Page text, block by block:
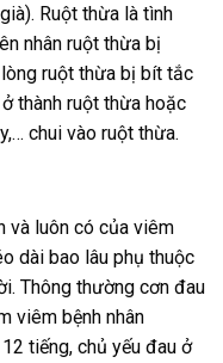
Ruột thừa là tình
nhân ruột thừa bị
ruột thừa bị bít tắc
thành ruột thừa hoặc
chui vào ruột thừa.
và luôn có của viêm
dài bao lâu phụ thuộc
Thông thường cơn đau
viêm bệnh nhân
tiếng, chủ yếu đau ở